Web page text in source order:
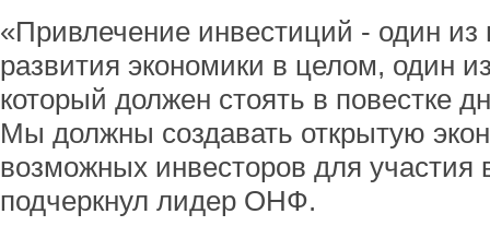
«Привлечение инвестиций - один из
развития экономики в целом, один
который должен стоять в повестке
Мы должны создавать открытую
возможных инвесторов для участия
подчеркнул лидер ОНФ.